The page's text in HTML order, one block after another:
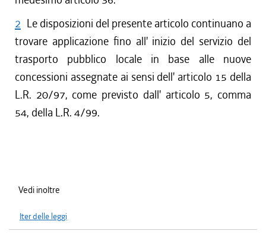
2 Le disposizioni del presente articolo continuano a
trovare applicazione fino all' inizio del servizio del
trasporto pubblico locale in base alle nuove
concessioni assegnate ai sensi dell' articolo 15 della
L.R. 20/97, come previsto dall' articolo 5, comma
54, della L.R. 4/99.
Vedi inoltre
Iter delle leggi